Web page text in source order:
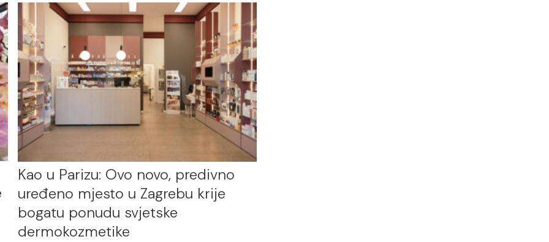
Kao u Parizu: Ovo novo, predivno
uređeno mjesto u Zagrebu krije
bogatu ponudu svjetske
dermokozmetike